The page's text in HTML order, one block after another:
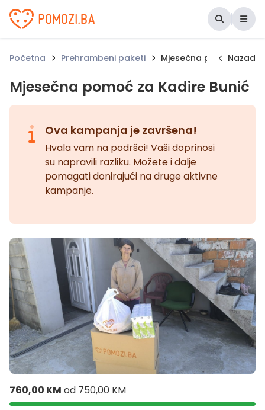
Udruženje Pomozi.ba
Početna Prehrambeni paketi Mjesečna pomoć za
Nazad
Mjesečna pomoć za Kadire Bunić
Ova kampanja je završena!
Hvala vam na podršci! Vaši doprinosi
su napravili razliku. Možete i dalje
pomagati donirajući na druge aktivne
kampanje.
760,00 KM od 750,00 KM